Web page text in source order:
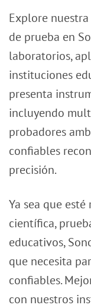
Explore
de prueba en
laboratorios,
instituciones
presenta
incluyendo
probadores
confiables
precisión.
Ya sea que
científica,
educativos,
que necesita
confiables.
con nuestros